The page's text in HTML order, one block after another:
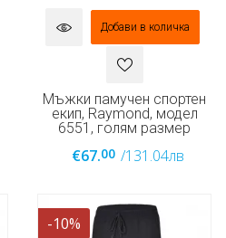
Добави в количка
Мъжки памучен спортен
екип, Raymond, модел
6551, голям размер
€67.00 /131.04лв
-10%